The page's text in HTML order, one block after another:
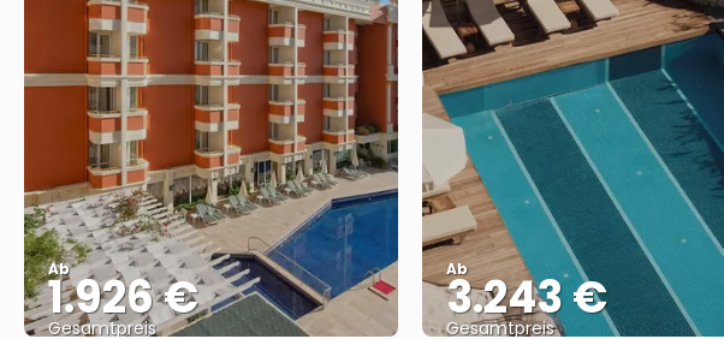
Ab
1.926 €
Gesamtpreis
Ab
3.243 €
Gesamtpreis